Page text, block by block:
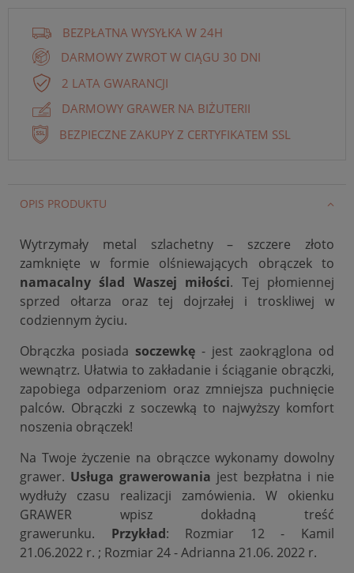
BEZPŁATNA WYSYŁKA W 24H
DARMOWY ZWROT W CIĄGU 30 DNI
2 LATA GWARANCJI
DARMOWY GRAWER NA BIŻUTERII
BEZPIECZNE ZAKUPY Z CERTYFIKATEM SSL
OPIS PRODUKTU
Wytrzymały metal szlachetny – szczere złoto
zamknięte w formie olśniewających obrączek to
namacalny ślad Waszej miłości. Tej płomiennej
sprzed ołtarza oraz tej dojrzałej i troskliwej w
codziennym życiu.
Obrączka posiada soczewkę - jest zaokrąglona od
wewnątrz. Ułatwia to zakładanie i ściąganie obrączki,
zapobiega odparzeniom oraz zmniejsza puchnięcie
palców. Obrączki z soczewką to najwyższy komfort
noszenia obrączek!
Na Twoje życzenie na obrączce wykonamy dowolny
grawer. Usługa grawerowania jest bezpłatna i nie
wydłuży czasu realizacji zamówienia. W okienku
GRAWER wpisz dokładną treść
grawerunku.
Przykład: Rozmiar 12 - Kamil
21.06.2022 r. ; Rozmiar 24 - Adrianna 21.06. 2022 r.